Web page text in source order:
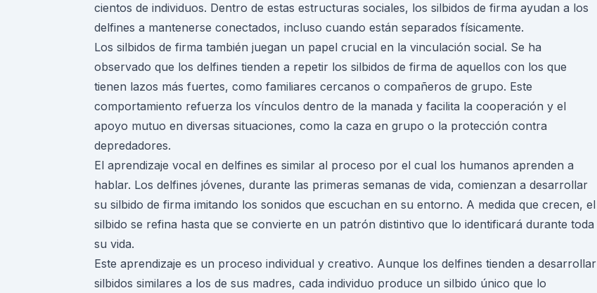
cientos de individuos. Dentro de estas estructuras sociales, los silbidos de firma ayudan a los
delfines a mantenerse conectados, incluso cuando están separados físicamente.
Los silbidos de firma también juegan un papel crucial en la vinculación social. Se ha
observado que los delfines tienden a repetir los silbidos de firma de aquellos con los que
tienen lazos más fuertes, como familiares cercanos o compañeros de grupo. Este
comportamiento refuerza los vínculos dentro de la manada y facilita la cooperación y el
apoyo mutuo en diversas situaciones, como la caza en grupo o la protección contra
depredadores.
El aprendizaje vocal en delfines es similar al proceso por el cual los humanos aprenden a
hablar. Los delfines jóvenes, durante las primeras semanas de vida, comienzan a desarrollar
su silbido de firma imitando los sonidos que escuchan en su entorno. A medida que crecen, el
silbido se refina hasta que se convierte en un patrón distintivo que lo identificará durante toda
su vida.
Este aprendizaje es un proceso individual y creativo. Aunque los delfines tienden a desarrollar
silbidos similares a los de sus madres, cada individuo produce un silbido único que lo